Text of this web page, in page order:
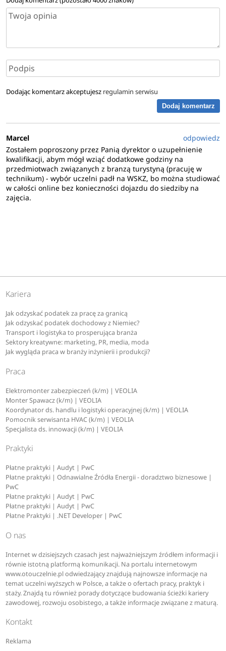
Dodając komentarz akceptujesz regulamin serwisu
Dodaj komentarz
Marcel
odpowiedz
Zostałem poproszony przez Panią dyrektor o uzupełnienie
kwalifikacji, abym mógł wziąć dodatkowe godziny na
przedmiotwach związanych z branzą turystyną (pracuję w
technikum) - wybór uczelni padł na WSKZ, bo można studiować
w całości online bez konieczności dojazdu do siedziby na
zajęcia.
Kariera
Jak odzyskać podatek za pracę za granicą
Jak odzyskać podatek dochodowy z Niemiec?
Transport i logistyka to prosperująca branża
Sektory kreatywne: marketing, PR, media, moda
Jak wygląda praca w branży inżynierii i produkcji?
Praca
Elektromonter zabezpieczeń (k/m) | VEOLIA
Monter Spawacz (k/m) | VEOLIA
Koordynator ds. handlu i logistyki operacyjnej (k/m) | VEOLIA
Pomocnik serwisanta HVAC (k/m) | VEOLIA
Specjalista ds. innowacji (k/m) | VEOLIA
Praktyki
Płatne praktyki | Audyt | PwC
Płatne praktyki | Odnawialne Źródła Energii - doradztwo biznesowe |
PwC
Płatne praktyki | Audyt | PwC
Płatne praktyki | Audyt | PwC
Płatne Praktyki | .NET Developer | PwC
O nas
Internet w dzisiejszych czasach jest najważniejszym źródłem informacji i
równie istotną platformą komunikacji. Na portalu internetowym
www.otouczelnie.pl odwiedzający znajdują najnowsze informacje na
temat uczelni wyższych w Polsce, a także o ofertach pracy, praktyk i
staży. Znajdą tu również porady dotyczące budowania ścieżki kariery
zawodowej, rozwoju osobistego, a także informacje związane z maturą.
Kontakt
Reklama